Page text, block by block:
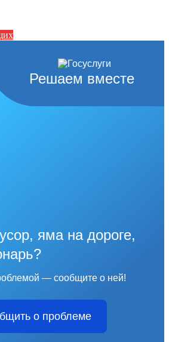
Решаем вместе
яма на дороге,
— сообщите о ней!
о проблеме